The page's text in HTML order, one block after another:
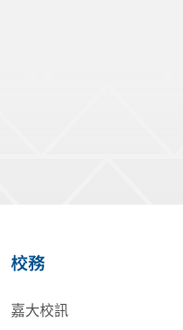
校務
嘉大校訊